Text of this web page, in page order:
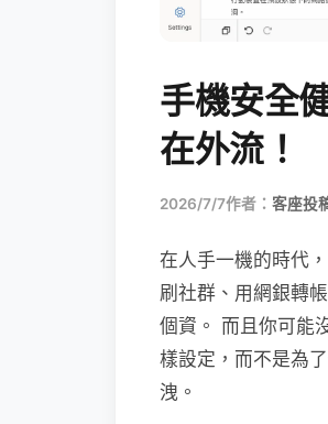
手機安全
在外流！
2026/7/7作者： 客座投
在人手一機的時代
刷社群、用網銀轉
個資。 而且你可能
樣設定，而不是為
洩。